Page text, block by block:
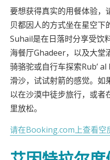
要想获得真实的用餐体验，
贝都因人的方式坐在星空
Suhail是在日落时分享受饮
海餐厅Ghadeer，以及大堂
骑骆驼或自行车探索Rub’
滑沙，试试射箭的感觉。如
以在沙漠中徒步旅行，或者
里放松。
请在Booking.com上查看空